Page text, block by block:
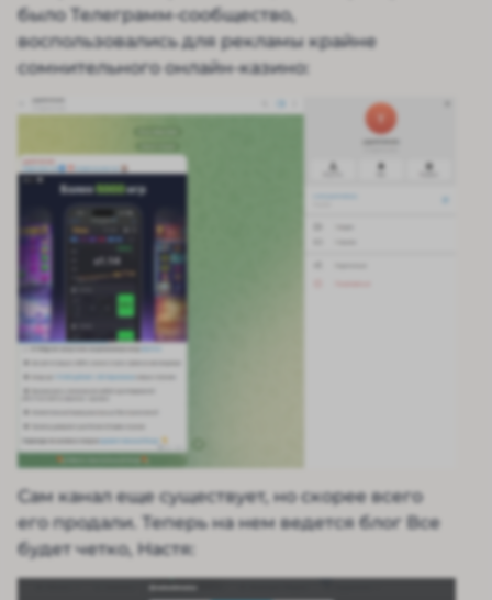
было Телеграмм-сообщество,
воспользовались для рекламы крайне
сомнительного онлайн-казино:
Сам канал еще существует, но скорее всего
его продали. Теперь на нем ведется блог Все
будет четко, Настя: